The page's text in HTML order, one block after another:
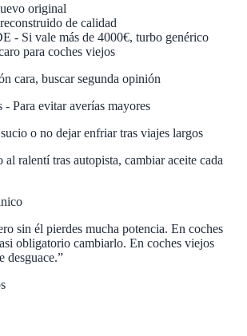
original
de calidad
- Si vale más de 4000€, turbo genérico
para coches viejos
cara, buscar segunda opinión
Para evitar averías mayores
o no dejar enfriar tras viajes largos
al ralentí tras autopista, cambiar aceite cada
sin él pierdes mucha potencia. En coches
obligatorio cambiarlo. En coches viejos
desguace.”